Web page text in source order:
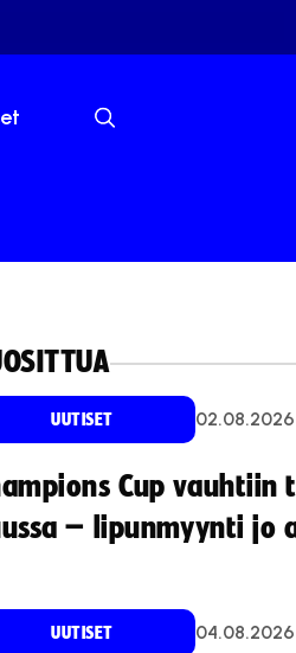
UUTISET 02.08.2026
Cup vauhtiin
– lipunmyynti jo
UUTISET 04.08.2026